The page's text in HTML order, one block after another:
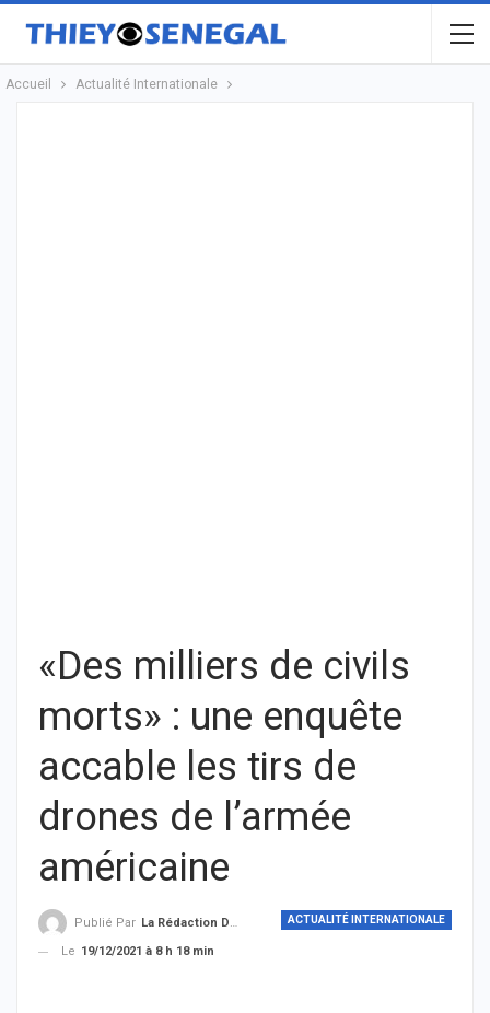
Accueil Actualité Internationale
«Des milliers de civils
morts» : une enquête
accable les tirs de
drones de l’armée
américaine
ACTUALITÉ INTERNATIONALE
Publié Par La Rédaction De THIEYSENEGAL.com
Le 19/12/2021 à 8 h 18 min